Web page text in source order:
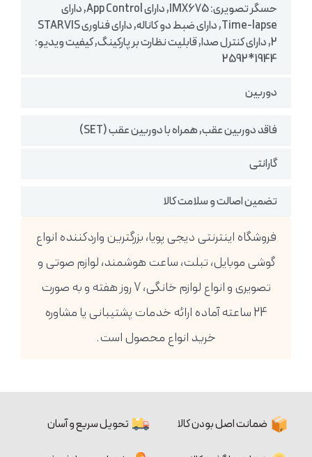
حسگر تصویری: IMX675, دارای App Control, دارای
Time-lapse, دارای ضبط دو کاناله, دارای فناوری STARVIS
2, دارای کنترل صدا, قابلیت نظارت بر پارکینگ, کیفیت ویدیو:
1944*2592
دوربین
فاقد دوربین عقب, همراه با دوربین عقب (SET)
گارانتی
تضمین اصالت و سلامت کالا
فروشگاه اینترنتی دیجی پویا، بزرگترین واردکننده انواع
گوشی موبایل، تبلت، ساعت هوشمند، لوازم صوتی و
تصویری و انواع لوازم خانگی، 7 روز هفته و به صورت
24 ساعته آماده ارائه خدمات پشتیبانی یا مشاوره
خرید انواع محصول است.
ضمانت اصل بودن کالا تحویل سریع و آسان